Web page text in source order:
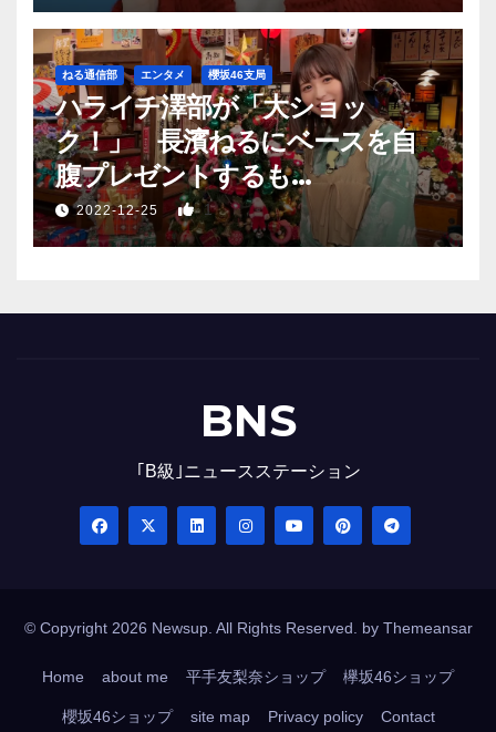
ねる通信部 エンタメ 櫻坂46支局
ハライチ澤部が「大ショッ
ク！」 長濱ねるにベースを自
腹プレゼントするも…
2022-12-25 1
BNS
｢B級｣ニュースステーション
© Copyright 2026 Newsup. All Rights Reserved. by Themeansar
Home about me 平手友梨奈ショップ 欅坂46ショップ
櫻坂46ショップ site map Privacy policy Contact